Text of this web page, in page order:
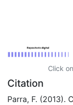
Click
Citation
Parra, F. (2013).